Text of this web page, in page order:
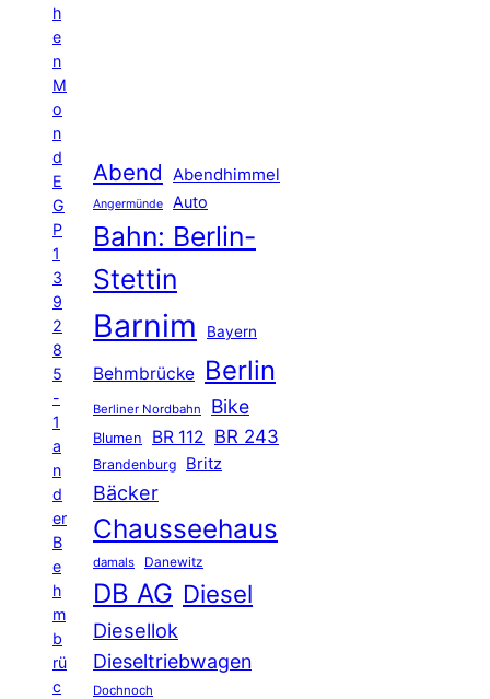
h
e
n
M
o
n
d
E
G
P
1
3
9
2
8
5
-
1
a
n
d
er
B
e
h
m
b
rü
c
Abend Abendhimmel
Angermünde Auto
Bahn: Berlin-
Stettin
Barnim Bayern
Behmbrücke Berlin
Berliner Nordbahn Bike
Blumen BR 112 BR 243
Brandenburg Britz
Bäcker
Chausseehaus
damals Danewitz
DB AG Diesel
Diesellok
Dieseltriebwagen
Dochnoch